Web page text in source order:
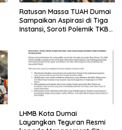
Ratusan Massa TUAH Dumai
Sampaikan Aspirasi di Tiga
Instansi, Soroti Polemik TKBM
LHMB Kota Dumai
Layangkan Teguran Resmi